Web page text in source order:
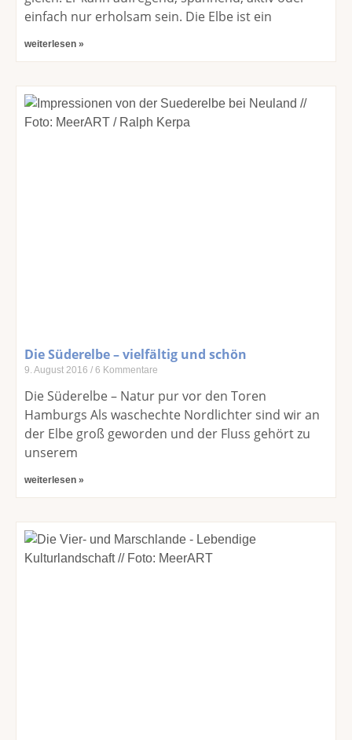
einfach nur erholsam sein. Die Elbe ist ein
weiterlesen »
Die Süderelbe – vielfältig und schön
9. August 2016 6 Kommentare
Die Süderelbe – Natur pur vor den Toren
Hamburgs Als waschechte Nordlichter sind wir an
der Elbe groß geworden und der Fluss gehört zu
unserem
weiterlesen »